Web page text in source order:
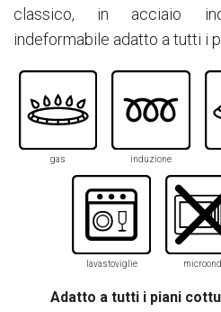
classico, in acciaio
indeformabile adatto a tutti i
gas induzione
lavastoviglie
Adatto a tutti i piani